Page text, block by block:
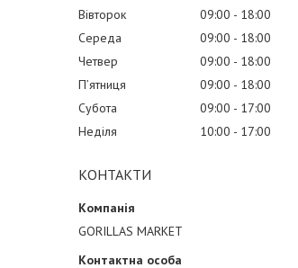
Вівторок
09:00
18:00
Середа
09:00
18:00
Четвер
09:00
18:00
Пʼятниця
09:00
18:00
Субота
09:00
17:00
Неділя
10:00 17:00
КОНТАКТИ
GORILLAS MARKET